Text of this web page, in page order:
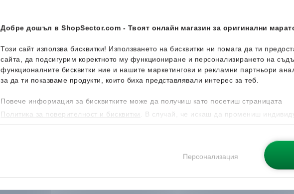
Добре дошъл в ShopSector.com - Твоят онлайн магазин за оригинални
Този сайт използва бисквитки! Използването на бисквитки ни помага да ти
сайта, да подсигурим коректното му функциониране и персонализирането на
функционалните бисквитки ние и нашите маркетингови и рекламни партньори
за да ти показваме продукти, които биха представлявали интерес за теб.
Повече информация за бисквитките може да получиш като посетиш страницата
Политика за поверителност и бисквитки
. В случай, че искаш да промениш
бисквитките, можеш да го направиш от опцията за Персонализация.
Персонализация
adidasGlove Beanie Pack